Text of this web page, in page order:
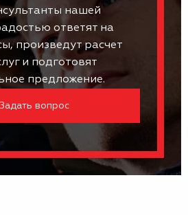
нашей
ответят на
произведут расчет
и подготовят
предложение.
Задать вопрос